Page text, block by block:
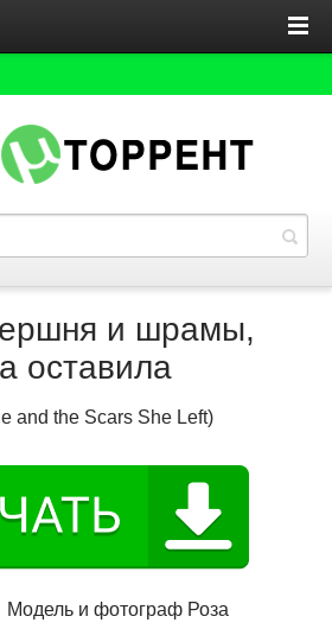
и шрамы,
оставила
and the Scars She Left)
Модель и фотограф Роза